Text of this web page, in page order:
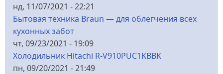
нд, 11/07/2021 - 22:21
Бытовая техника Braun — для облегчения всех
кухонных забот
чт, 09/23/2021 - 19:09
Холодильник Hitachi R-V910PUC1KBBK
пн, 09/20/2021 - 21:49